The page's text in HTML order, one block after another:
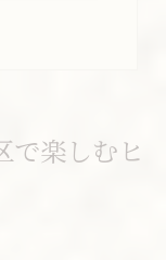
の見極め方
ル体験
で楽しむヒ